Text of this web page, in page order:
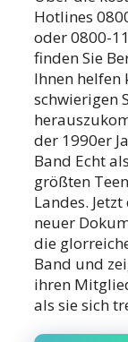
Hotlines
oder 0800-
finden Sie
Ihnen helfen
schwierigen
der 1990er
Band Echt
größten
Landes.
neuer
die
Band und
ihren
als sie sich